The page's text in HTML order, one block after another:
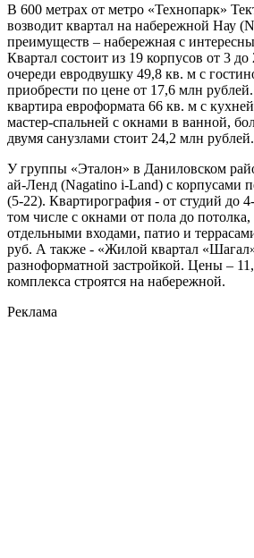
В 600 метрах от метро «Технопарк»
возводит квартал на набережной Нау
преимуществ – набережная с
Квартал состоит из 19 корпусов от 3
очереди евродвушку 49,8 кв. м с
приобрести по цене от 17,6 млн
квартира евроформата 66 кв. м с
мастер-спальней с окнами в ванной,
двумя санузлами стоит 24,2 млн рублей.
У группы «Эталон» в Даниловском
ай-Ленд (Nagatino i-Land) с корпусами
(5-22). Квартирография - от студий до
том числе с окнами от пола до потолка,
отдельными входами, патио и
руб. А также - «Жилой квартал
разноформатной застройкой. Цены –
комплекса строятся на набережной.
Реклама